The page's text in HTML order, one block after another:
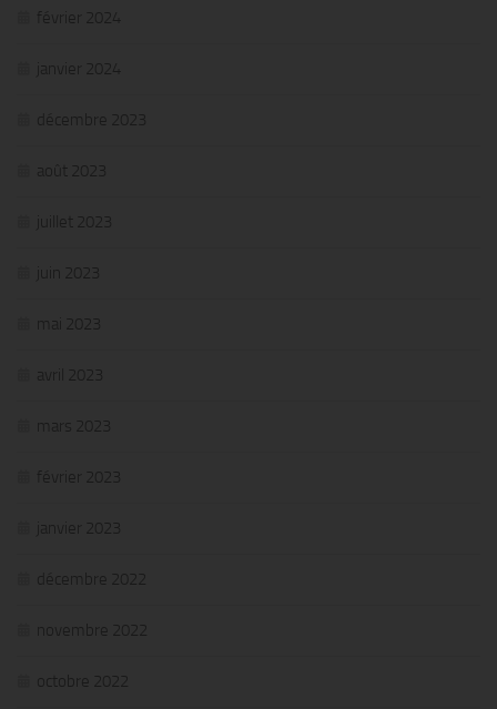
février 2024
janvier 2024
décembre 2023
août 2023
juillet 2023
juin 2023
mai 2023
avril 2023
mars 2023
février 2023
janvier 2023
décembre 2022
novembre 2022
octobre 2022